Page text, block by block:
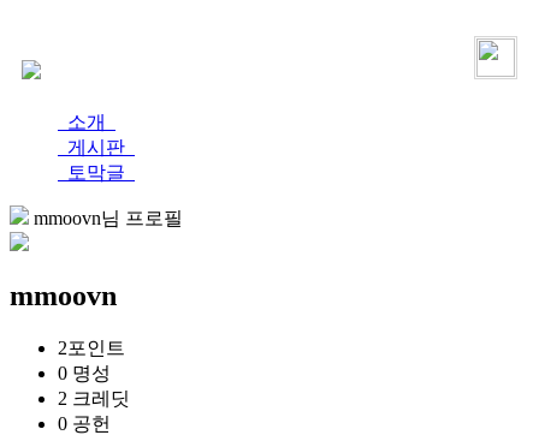
소개
게시판
토막글
mmoovn님 프로필
mmoovn
2포인트
0 명성
2 크레딧
0 공헌